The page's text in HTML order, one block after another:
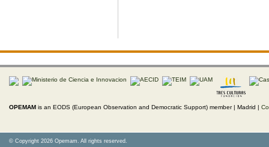
OPEMAM is an EODS (European Observation and Democratic Support) member | Madrid |
© Copyright 2026 Opemam. All rights reserved.